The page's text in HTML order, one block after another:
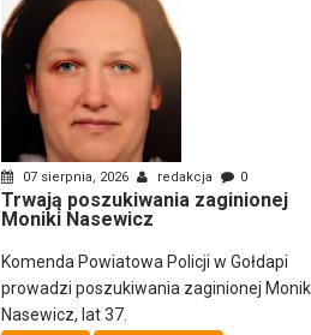
07 sierpnia, 2026 redakcja 0
Trwają poszukiwania zaginionej
Moniki Nasewicz
Komenda Powiatowa Policji w Gołdapi
prowadzi poszukiwania zaginionej
Nasewicz, lat 37.